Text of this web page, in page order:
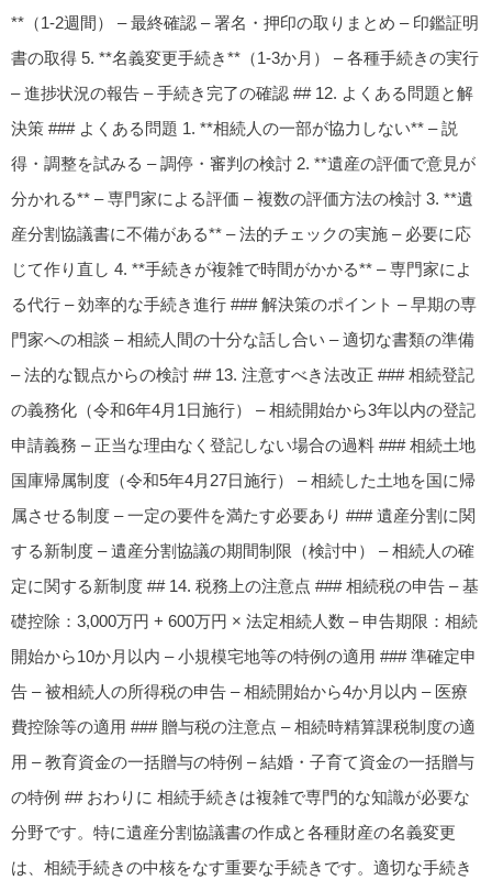
**（1-2週間） – 最終確認 – 署名・押印の取りまとめ – 印鑑証明
書の取得 5. **名義変更手続き**（1-3か月） – 各種手続きの実行
– 進捗状況の報告 – 手続き完了の確認 ## 12. よくある問題と解
決策 ### よくある問題 1. **相続人の一部が協力しない** – 説
得・調整を試みる – 調停・審判の検討 2. **遺産の評価で意見が
分かれる** – 専門家による評価 – 複数の評価方法の検討 3. **遺
産分割協議書に不備がある** – 法的チェックの実施 – 必要に応
じて作り直し 4. **手続きが複雑で時間がかかる** – 専門家によ
る代行 – 効率的な手続き進行 ### 解決策のポイント – 早期の専
門家への相談 – 相続人間の十分な話し合い – 適切な書類の準備
– 法的な観点からの検討 ## 13. 注意すべき法改正 ### 相続登記
の義務化（令和6年4月1日施行） – 相続開始から3年以内の登記
申請義務 – 正当な理由なく登記しない場合の過料 ### 相続土地
国庫帰属制度（令和5年4月27日施行） – 相続した土地を国に帰
属させる制度 – 一定の要件を満たす必要あり ### 遺産分割に関
する新制度 – 遺産分割協議の期間制限（検討中） – 相続人の確
定に関する新制度 ## 14. 税務上の注意点 ### 相続税の申告 – 基
礎控除：3,000万円 + 600万円 × 法定相続人数 – 申告期限：相続
開始から10か月以内 – 小規模宅地等の特例の適用 ### 準確定申
告 – 被相続人の所得税の申告 – 相続開始から4か月以内 – 医療
費控除等の適用 ### 贈与税の注意点 – 相続時精算課税制度の適
用 – 教育資金の一括贈与の特例 – 結婚・子育て資金の一括贈与
の特例 ## おわりに 相続手続きは複雑で専門的な知識が必要な
分野です。特に遺産分割協議書の作成と各種財産の名義変更
は、相続手続きの中核をなす重要な手続きです。適切な手続き